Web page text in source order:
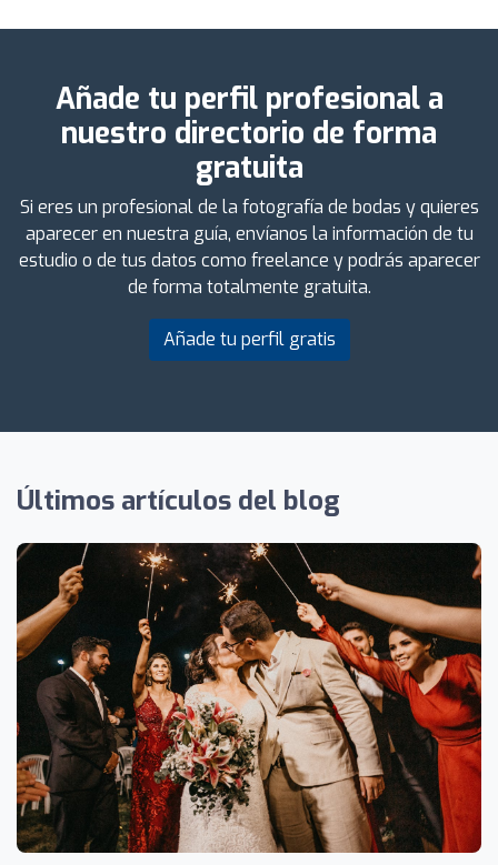
Añade tu perfil profesional a
nuestro directorio de forma
gratuita
Si eres un profesional de la fotografía de bodas y quieres
aparecer en nuestra guía, envíanos la información de tu
estudio o de tus datos como freelance y podrás aparecer
de forma totalmente gratuita.
Añade tu perfil gratis
Últimos artículos del blog